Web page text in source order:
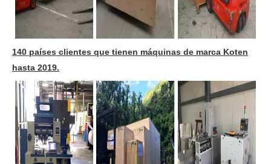
140 países clientes que tienen máquinas de marca Koten
hasta 2019.